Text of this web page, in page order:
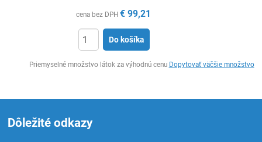
cena bez DPH € 99,21
Do košíka
Priemyselné množstvo látok za výhodnú cenu Dopytovať väčšie množstvo
Dôležité odkazy